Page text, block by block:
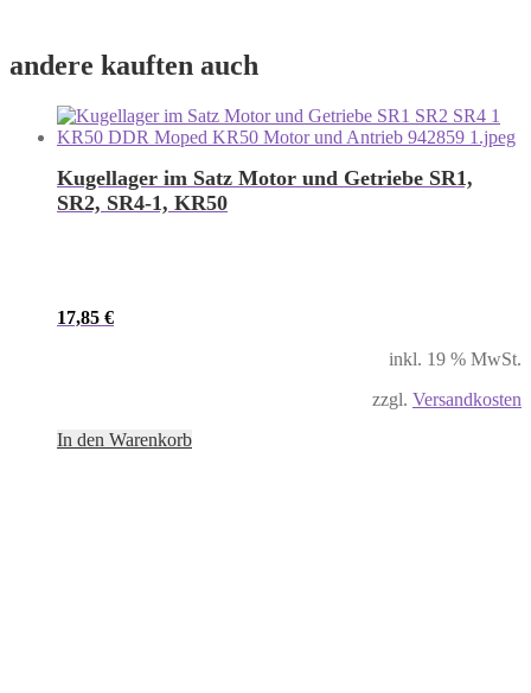
andere kauften auch
Kugellager im Satz Motor und Getriebe SR1,
SR2, SR4-1, KR50
17,85 €
inkl. 19 % MwSt.
zzgl. Versandkosten
In den Warenkorb